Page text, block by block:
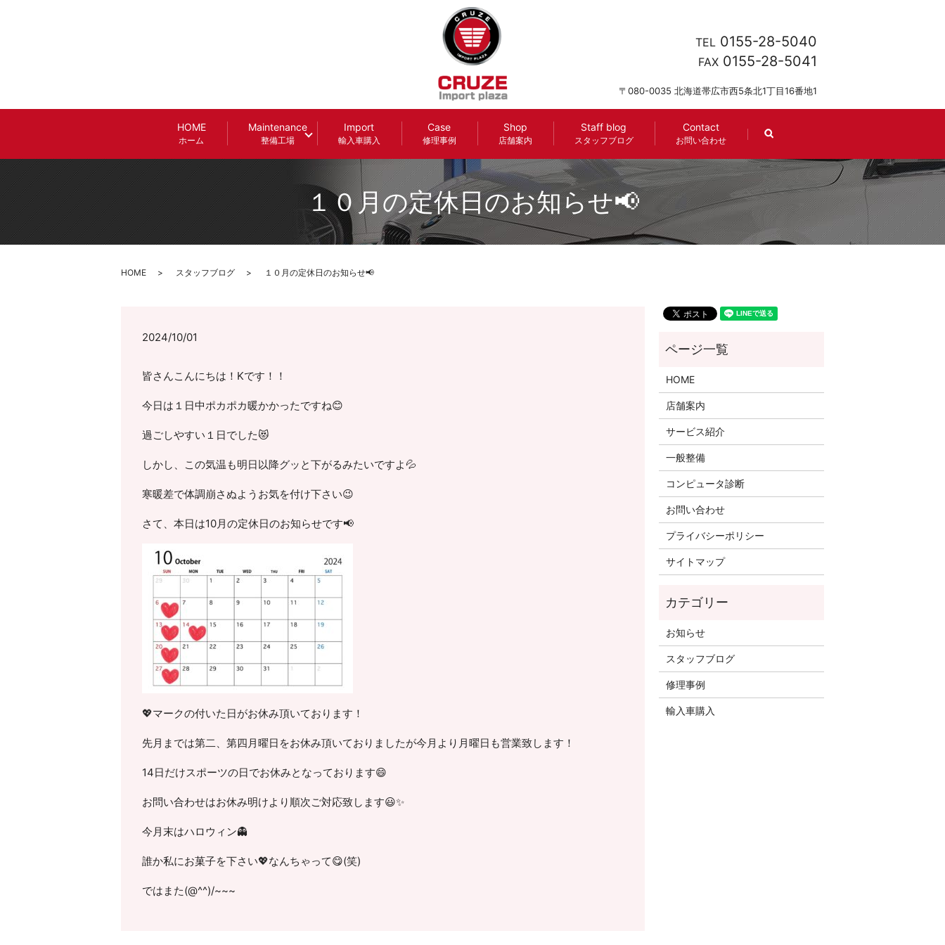
HOME
ホーム
Maintenance
整備工場
Import
輸入車購入
Case
修理事例
Shop
店舗案内
Staff blog
スタッフブログ
Contact
お問い合わせ search
TEL 0155-28-5040
FAX 0155-28-5041
〒080-0035 北海道帯広市西5条北1丁目16番地1
１０月の定休日のお知らせ📢
HOME スタッフブログ １０月の定休日のお知らせ📢
2024/10/01
皆さんこんにちは！Kです！！
今日は１日中ポカポカ暖かかったですね😊
過ごしやすい１日でした😻
しかし、この気温も明日以降グッと下がるみたいですよ💦
寒暖差で体調崩さぬようお気を付け下さい😉
さて、本日は10月の定休日のお知らせです📢
💖マークの付いた日がお休み頂いております！
先月までは第二、第四月曜日をお休み頂いておりましたが今月より月曜日も営業致します！
14日だけスポーツの日でお休みとなっております😄
お問い合わせはお休み明けより順次ご対応致します😃✨
今月末はハロウィン👻
誰か私にお菓子を下さい💖なんちゃって😋(笑)
ではまた(@^^)/~~~
HOME
店舗案内
サービス紹介
一般整備
コンピュータ診断
お問い合わせ
プライバシーポリシー
サイトマップ
お知らせ
スタッフブログ
修理事例
輸入車購入